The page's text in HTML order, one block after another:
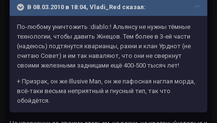
В 08.03.2010 в 18:04, Vladi_Red сказал:
По-любому уничтожить :diablo:! Альянсу не нужны тёмные
технологии, чтобы давить Жнецов. Тем более в 3-ей части
(надеюсь) подтянутся кварианцы, рахни и клан Урднот (не
считаю Совет) и им так наваляют, что они не сверкнут
своими железными задницами ещё 400-500 тысяч лет!
+ Призрак, он же Illusive Man, он же пафосная наглая морда,
всё-таки весьма неприятный и гнусный тип, так что
обойдётся.